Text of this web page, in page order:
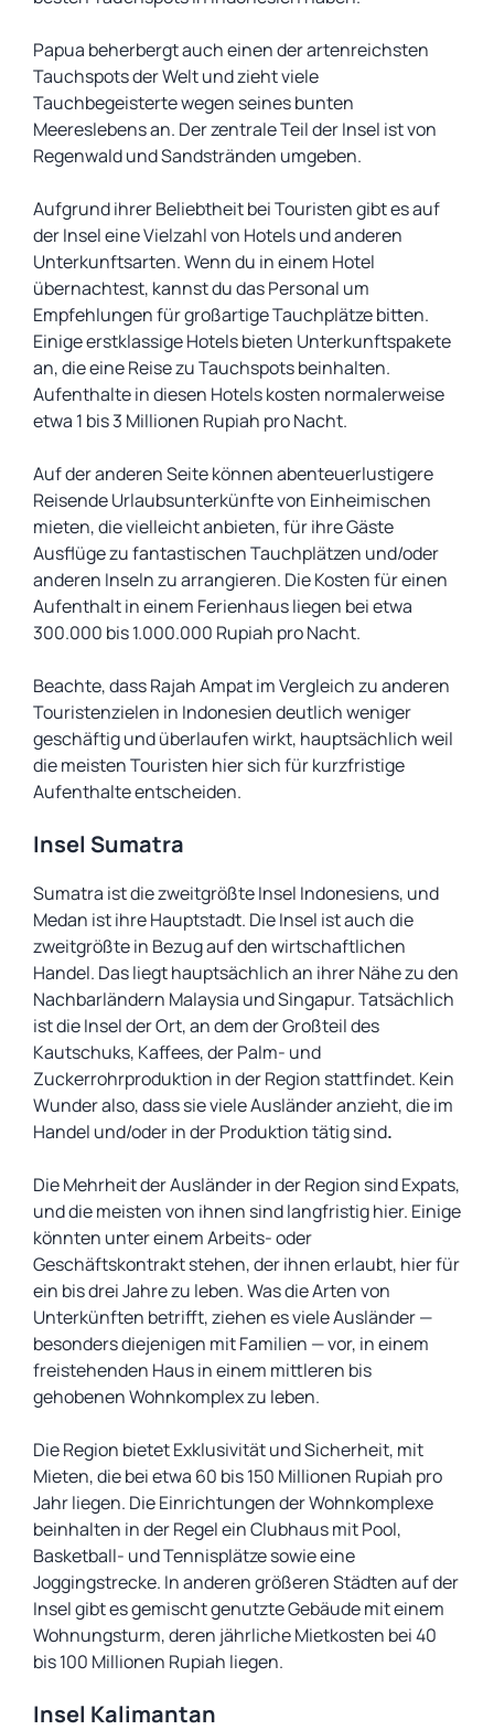
Papua beherbergt auch einen der artenreichsten
Tauchspots der Welt und zieht viele
Tauchbegeisterte wegen seines bunten
Meereslebens an. Der zentrale Teil der Insel ist von
Regenwald und Sandstränden umgeben.
Aufgrund ihrer Beliebtheit bei Touristen gibt es auf
der Insel eine Vielzahl von Hotels und anderen
Unterkunftsarten. Wenn du in einem Hotel
übernachtest, kannst du das Personal um
Empfehlungen für großartige Tauchplätze bitten.
Einige erstklassige Hotels bieten Unterkunftspakete
an, die eine Reise zu Tauchspots beinhalten.
Aufenthalte in diesen Hotels kosten normalerweise
etwa 1 bis 3 Millionen Rupiah pro Nacht.
Auf der anderen Seite können abenteuerlustigere
Reisende Urlaubsunterkünfte von Einheimischen
mieten, die vielleicht anbieten, für ihre Gäste
Ausflüge zu fantastischen Tauchplätzen und/oder
anderen Inseln zu arrangieren. Die Kosten für einen
Aufenthalt in einem Ferienhaus liegen bei etwa
300.000 bis 1.000.000 Rupiah pro Nacht.
Beachte, dass Rajah Ampat im Vergleich zu anderen
Touristenzielen in Indonesien deutlich weniger
geschäftig und überlaufen wirkt, hauptsächlich weil
die meisten Touristen hier sich für kurzfristige
Aufenthalte entscheiden.
Insel Sumatra
Sumatra ist die zweitgrößte Insel Indonesiens, und
Medan ist ihre Hauptstadt. Die Insel ist auch die
zweitgrößte in Bezug auf den wirtschaftlichen
Handel. Das liegt hauptsächlich an ihrer Nähe zu den
Nachbarländern Malaysia und Singapur. Tatsächlich
ist die Insel der Ort, an dem der Großteil des
Kautschuks, Kaffees, der Palm- und
Zuckerrohrproduktion in der Region stattfindet. Kein
Wunder also, dass sie viele Ausländer anzieht, die im
Handel und/oder in der Produktion tätig sind.
Die Mehrheit der Ausländer in der Region sind Expats,
und die meisten von ihnen sind langfristig hier. Einige
könnten unter einem Arbeits- oder
Geschäftskontrakt stehen, der ihnen erlaubt, hier für
ein bis drei Jahre zu leben. Was die Arten von
Unterkünften betrifft, ziehen es viele Ausländer —
besonders diejenigen mit Familien — vor, in einem
freistehenden Haus in einem mittleren bis
gehobenen Wohnkomplex zu leben.
Die Region bietet Exklusivität und Sicherheit, mit
Mieten, die bei etwa 60 bis 150 Millionen Rupiah pro
Jahr liegen. Die Einrichtungen der Wohnkomplexe
beinhalten in der Regel ein Clubhaus mit Pool,
Basketball- und Tennisplätze sowie eine
Joggingstrecke. In anderen größeren Städten auf der
Insel gibt es gemischt genutzte Gebäude mit einem
Wohnungsturm, deren jährliche Mietkosten bei 40
bis 100 Millionen Rupiah liegen.
Insel Kalimantan